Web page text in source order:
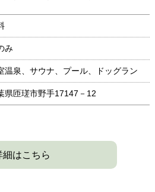
み
温泉、サウナ、プール、ドッグラン
県匝瑳市野手17147－12
細はこちら